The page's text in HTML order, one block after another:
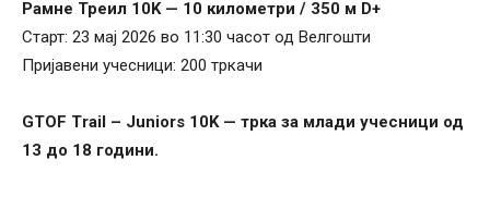
Рамне Треил 10K — 10 километри / 350 м D+
Старт: 23 мај 2026 во 11:30 часот од Велгошти
Пријавени учесници: 200 тркачи
GTOF Trail – Juniors 10K — трка за млади учесници од
13 до 18 години.